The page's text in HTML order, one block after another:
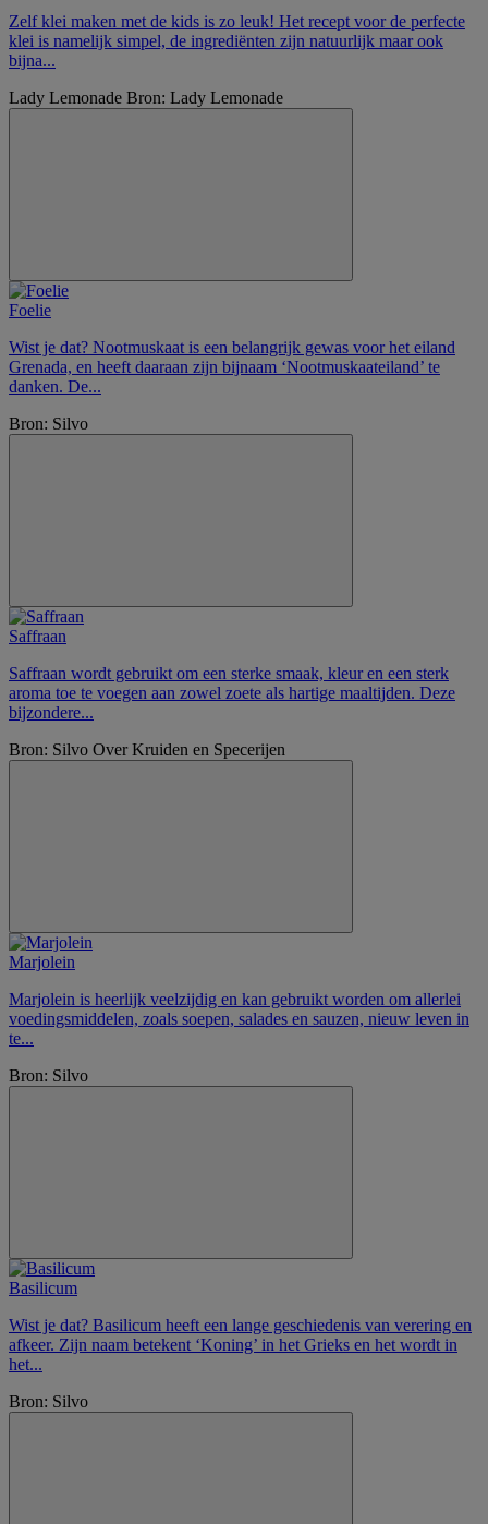
Zelf klei maken met de kids is zo leuk! Het recept voor de perfecte
klei is namelijk simpel, de ingrediënten zijn natuurlijk maar ook
bijna...
Lady Lemonade Bron: Lady Lemonade
Foelie
Wist je dat? Nootmuskaat is een belangrijk gewas voor het eiland
Grenada, en heeft daaraan zijn bijnaam ‘Nootmuskaateiland’ te
danken. De...
Bron: Silvo
Saffraan
Saffraan wordt gebruikt om een sterke smaak, kleur en een sterk
aroma toe te voegen aan zowel zoete als hartige maaltijden. Deze
bijzondere...
Bron: Silvo Over Kruiden en Specerijen
Marjolein
Marjolein is heerlijk veelzijdig en kan gebruikt worden om allerlei
voedingsmiddelen, zoals soepen, salades en sauzen, nieuw leven in
te...
Bron: Silvo
Basilicum
Wist je dat? Basilicum heeft een lange geschiedenis van verering en
afkeer. Zijn naam betekent ‘Koning’ in het Grieks en het wordt in
het...
Bron: Silvo